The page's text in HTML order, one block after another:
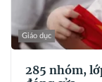
Giáo dục
285 nhóm,